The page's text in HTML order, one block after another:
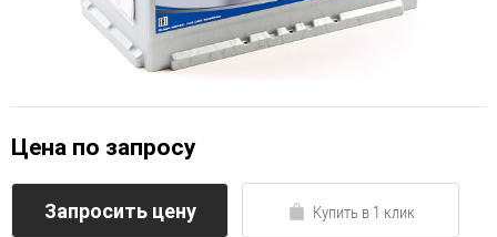
Цена по запросу
Запросить цену Купить в 1 клик